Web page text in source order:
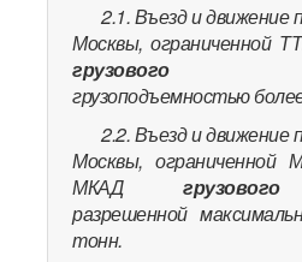
2.1. Въезд и движение
Москвы, ограниченной
грузового
грузоподъемностью
2.2. Въезд и движение
Москвы,
МКАДгрузового
разрешенной
тонн.